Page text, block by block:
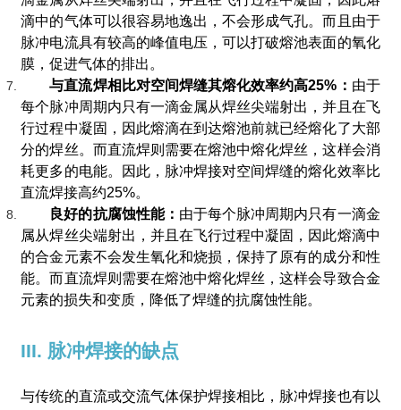
滴中的气体可以很容易地逸出，不会形成气孔。而且由于
脉冲电流具有较高的峰值电压，可以打破熔池表面的氧化
膜，促进气体的排出。
与直流焊相比对空间焊缝其熔化效率约高25%： 由于
每个脉冲周期内只有一滴金属从焊丝尖端射出，并且在飞
行过程中凝固，因此熔滴在到达熔池前就已经熔化了大部
分的焊丝。而直流焊则需要在熔池中熔化焊丝，这样会消
耗更多的电能。因此，脉冲焊接对空间焊缝的熔化效率比
直流焊接高约25%。
良好的抗腐蚀性能： 由于每个脉冲周期内只有一滴金
属从焊丝尖端射出，并且在飞行过程中凝固，因此熔滴中
的合金元素不会发生氧化和烧损，保持了原有的成分和性
能。而直流焊则需要在熔池中熔化焊丝，这样会导致合金
元素的损失和变质，降低了焊缝的抗腐蚀性能。
III. 脉冲焊接的缺点
与传统的直流或交流气体保护焊接相比，脉冲焊接也有以